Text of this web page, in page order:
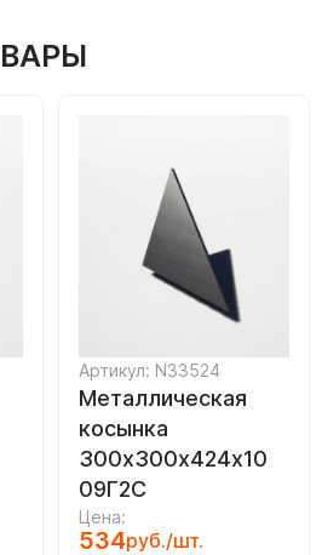
Артикул: N33524
Металлическая
косынка
300х300х424х10
09Г2С
Цена:
534руб./шт.